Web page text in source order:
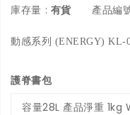
庫存量 : 有貨 產品編
動感系列 (ENERGY) KL-
護脊書包
容量28L 產品淨重